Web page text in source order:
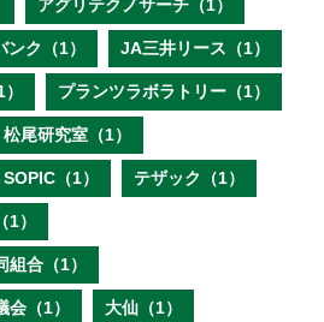
アグリテクノサーチ（1）
ンク（1） JA三井リース（1）
プランツラボラトリー（1）
松尾研究室（1）
SOPIC（1） テザック（1）
）
合（1）
（1） 大仙（1）